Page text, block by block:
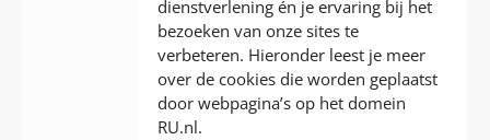
dienstverlening én je ervaring bij het
bezoeken van onze sites te
verbeteren. Hieronder leest je meer
over de cookies die worden geplaatst
door webpagina’s op het domein
RU.nl.